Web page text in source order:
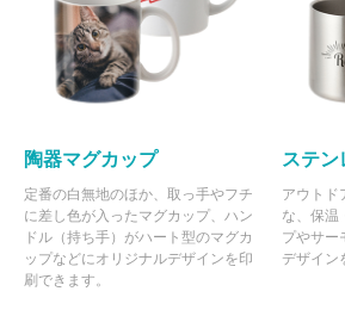
陶器マグカップ
定番の白無地のほか、取っ手やフチ
に差し色が入ったマグカップ、ハン
ドル（持ち手）がハート型のマグカ
ップなどにオリジナルデザインを印
刷できます。
ステ
アウトド
な、保温
プやサー
デザイン